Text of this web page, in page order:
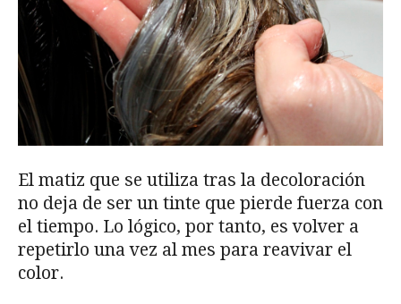
El matiz que se utiliza tras la decoloración
no deja de ser un tinte que pierde fuerza con
el tiempo. Lo lógico, por tanto, es volver a
repetirlo una vez al mes para reavivar el
color.